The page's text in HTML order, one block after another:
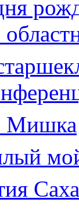
Мишка